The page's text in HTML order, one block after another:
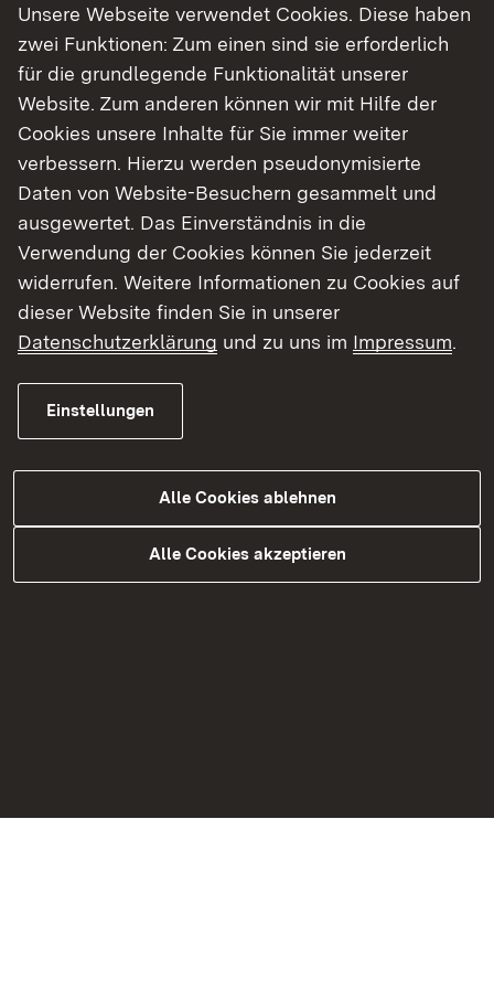
Unsere Webseite verwendet Cookies. Diese haben
zwei Funktionen: Zum einen sind sie erforderlich
für die grundlegende Funktionalität unserer
Website. Zum anderen können wir mit Hilfe der
Cookies unsere Inhalte für Sie immer weiter
verbessern. Hierzu werden pseudonymisierte
Daten von Website-Besuchern gesammelt und
ausgewertet. Das Einverständnis in die
Verwendung der Cookies können Sie jederzeit
widerrufen. Weitere Informationen zu Cookies auf
dieser Website finden Sie in unserer
Datenschutzerklärung und zu uns im Impressum.
Einstellungen
Alle Cookies ablehnen
Alle Cookies akzeptieren